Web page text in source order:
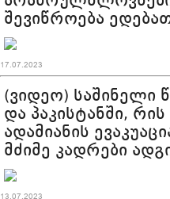
შევიწროება
17.07.2023
(ვიდეო) საშინელი
და პაკისტანში,
ადამიანის
მძიმე კადრები
13.07.2023